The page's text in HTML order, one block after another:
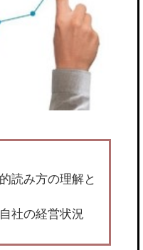
読み方の理解と
社の経営状況